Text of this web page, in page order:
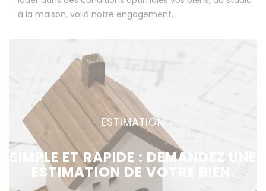
à la maison, voilà notre engagement.
ESTIMATION
SIMPLE ET RAPIDE : DEMANDEZ UNE
ESTIMATION DE VOTRE BIEN.